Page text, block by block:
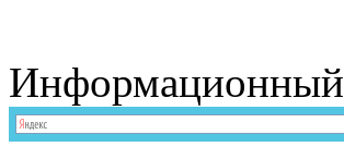
Информационный